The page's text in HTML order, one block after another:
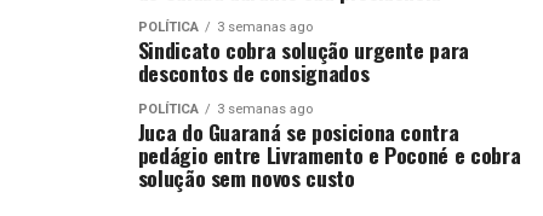
centavos de dólar, na referência de 19 de junho de 2026.
O encerramento do dia foi marcado por queda do
Ibovespa, valorização do dólar comercial, recuo de ações
de peso como Petrobras e Vale e manutenção das
principais taxas de referência em 14,15% ao ano.
Estadão Conteúdo
POLÍTICA 3 semanas ago
Sindicato cobra solução urgente para
descontos de consignados
POLÍTICA 3 semanas ago
Juca do Guaraná se posiciona contra
pedágio entre Livramento e Poconé e cobra
solução sem novos custo